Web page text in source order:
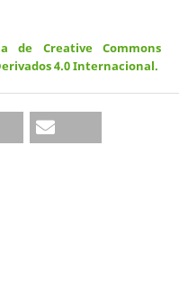
de Creative Commons
4.0 Internacional.